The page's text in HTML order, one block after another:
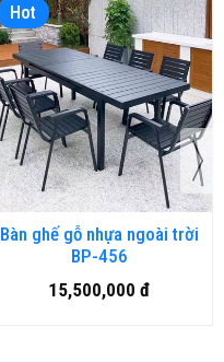
Hot
Bàn ghế gỗ nhựa ngoài trời
BP-456
15,500,000 đ